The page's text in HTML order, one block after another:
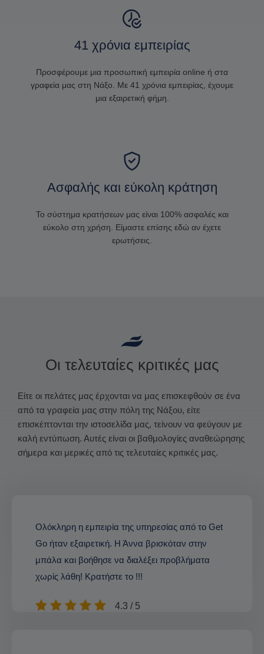
41 χρόνια εμπειρίας
Προσφέρουμε μια προσωπική εμπειρία online ή στα
γραφεία μας στη Νάξο. Με 41 χρόνια εμπειρίας, έχουμε
μια εξαιρετική φήμη.
Ασφαλής και εύκολη κράτηση
Το σύστημα κρατήσεων μας είναι 100% ασφαλές και
εύκολο στη χρήση. Είμαστε επίσης εδώ αν έχετε
ερωτήσεις.
Οι τελευταίες κριτικές μας
Είτε οι πελάτες μας έρχονται να μας επισκεφθούν σε ένα
από τα γραφεία μας στην πόλη της Νάξου, είτε
επισκέπτονται την ιστοσελίδα μας, τείνουν να φεύγουν με
καλή εντύπωση. Αυτές είναι οι βαθμολογίες αναθεώρησης
σήμερα και μερικές από τις τελευταίες κριτικές μας.
Ολόκληρη η εμπειρία της υπηρεσίας από το Get
Go ήταν εξαιρετική. Η Άννα βρισκόταν στην
μπάλα και βοήθησε να διαλέξει προβλήματα
χωρίς λάθη! Κρατήστε το !!!
4.3 / 5